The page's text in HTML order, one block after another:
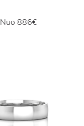
Nuo886€